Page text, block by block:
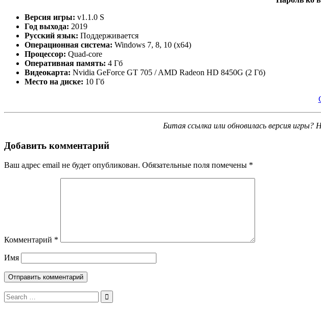
Версия игры: v1.1.0 S
Год выхода: 2019
Русский язык: Поддерживается
Операционная система: Windows 7, 8, 10 (x64)
Процессор: Quad-core
Оперативная память: 4 Гб
Видеокарта: Nvidia GeForce GT 705 / AMD Radeon HD 8450G (2 Гб)
Место на диске: 10 Гб
Битая ссылка или обновилась версия
Добавить комментарий
Ваш адрес email не будет опубликован. Обязательные поля помечены *
Комментарий *
Имя
Search
for: